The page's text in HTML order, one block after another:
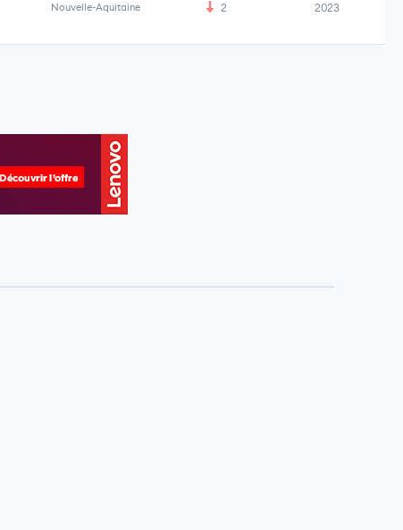
Nouvelle-Aquitaine 2 2023